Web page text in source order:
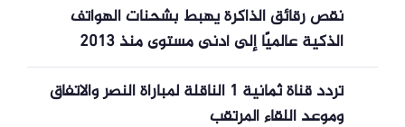
نقص رقائق الذاكرة يهبط بشحنات الهواتف
الذكية عالميًا إلى أدنى مستوى منذ 2013
تردد قناة ثمانية 1 الناقلة لمباراة النصر والاتفاق
وموعد اللقاء المرتقب